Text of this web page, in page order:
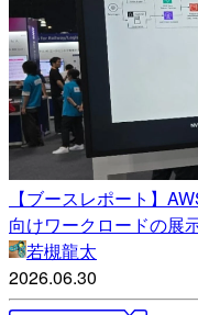
【ブースレポート】
向けワークロードの展
若槻龍太
2026.06.30